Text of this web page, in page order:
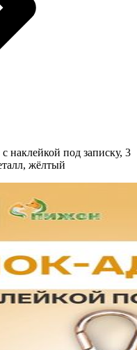
наклейкой под записку, 3
жёлтый